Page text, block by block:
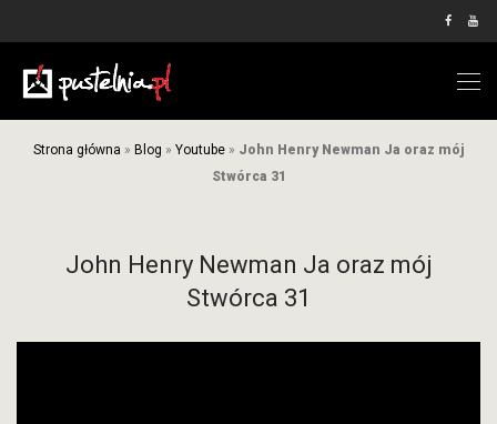
Strona główna » Blog » Youtube» John Henry Newman Ja oraz mój
Stwórca 31
John Henry Newman Ja oraz mój
Stwórca 31